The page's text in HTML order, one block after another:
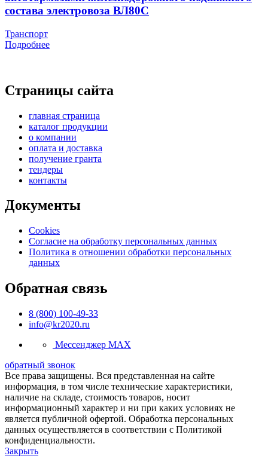
состава электровоза ВЛ80С
Транспорт
Подробнее
Страницы сайта
главная страница
каталог продукции
о компании
оплата и доставка
получение гранта
тендеры
контакты
Документы
Cookies
Согласие на обработку персональных данных
Политика в отношении обработки персональных
данных
Обратная связь
8 (800) 100-49-33
info@kr2020.ru
Мессенджер MAX
обратный звонок
Все права защищены. Вся представленная на сайте
информация, в том числе технические характеристики,
наличие на складе, стоимость товаров, носит
информационный характер и ни при каких условиях не
является публичной офертой. Обработка персональных
данных осуществляется в соответствии с Политикой
конфиденциальности.
Закрыть